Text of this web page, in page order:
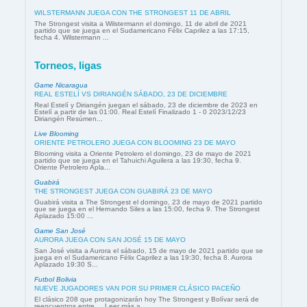
WILSTERMANN JUEGA CON THE STRONGEST 11 DE ABRIL
The Strongest visita a Wilstermann el domingo, 11 de abril de 2021
partido que se juega en el Sudamericano Félix Caprilez a las 17:15,
fecha 4. Wilstermann ...
Torneos, ligas
Game Nicaragua
REAL ESTELÍ VS DIRIANGÉN SÁBADO, 23 DE DICIEMBRE
Real Estelí y Diriangén juegan el sábado, 23 de diciembre de 2023 en
Estelí a partir de las 01:00. Real Estelí Finalizado 1 - 0 2023/12/23
Diriangén Resúmen...
Live Blooming
ORIENTE PETROLERO JUEGA CON BLOOMING 23 DE MAYO
Blooming visita a Oriente Petrolero el domingo, 23 de mayo de 2021
partido que se juega en el Tahuichi Aguilera a las 19:30, fecha 9.
Oriente Petrolero Apla...
Guabirá
THE STRONGEST JUEGA CON GUABIRÁ 23 DE MAYO
Guabirá visita a The Strongest el domingo, 23 de mayo de 2021 partido
que se juega en el Hernando Siles a las 15:00, fecha 9. The Strongest
Aplazado 15:00 ...
Game San José
AURORA JUEGA CON SAN JOSÉ 15 DE MAYO
San José visita a Aurora el sábado, 15 de mayo de 2021 partido que se
juega en el Sudamericano Félix Caprilez a las 19:30, fecha 8. Aurora
Aplazado 19:30 S...
Futbol Bolivia
NUEVE JUGADORES VAN POR SU PRIMER CLÁSICO PACEÑO
El clásico 208 que protagonizarán hoy The Strongest y Bolívar será de